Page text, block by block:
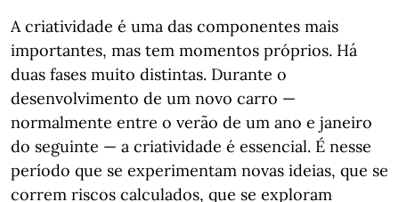
A criatividade é uma das componentes mais
importantes, mas tem momentos próprios. Há
duas fases muito distintas. Durante o
desenvolvimento de um novo carro —
normalmente entre o verão de um ano e janeiro
do seguinte — a criatividade é essencial. É nesse
período que se experimentam novas ideias, que se
correm riscos calculados, que se exploram